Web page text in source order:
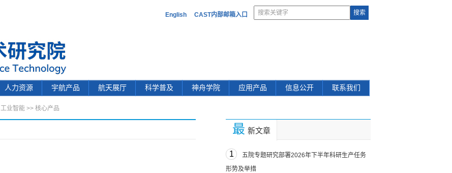
English CAST内部邮箱入口
人力资源 宇航产品 航天展厅 科学普及 神舟学院 应用产品 信息公开 联系我们
工业智能 >> 核心产品
最 新文章
1
五院专题研究部署2026年下半年科研生产任务
形势及举措